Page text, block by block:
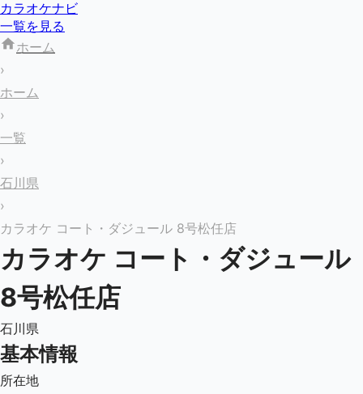
カラオケナビ
一覧を見る
ホーム
›
ホーム
›
一覧
›
石川県
›
カラオケ コート・ダジュール 8号松任店
カラオケ コート・ダジュール
8号松任店
石川県
基本情報
所在地